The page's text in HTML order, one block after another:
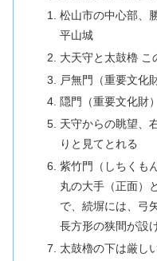
松山市の中心部、
平山城
大天守と太鼓櫓 こ
戸無門（重要文化財
隠門（重要文化財
天守からの眺望、
りと見てとれる
紫竹門（しちくも
丸の大手（正面）
で、続塀には、弓
長方形の狭間が設
太鼓櫓の下は厳し